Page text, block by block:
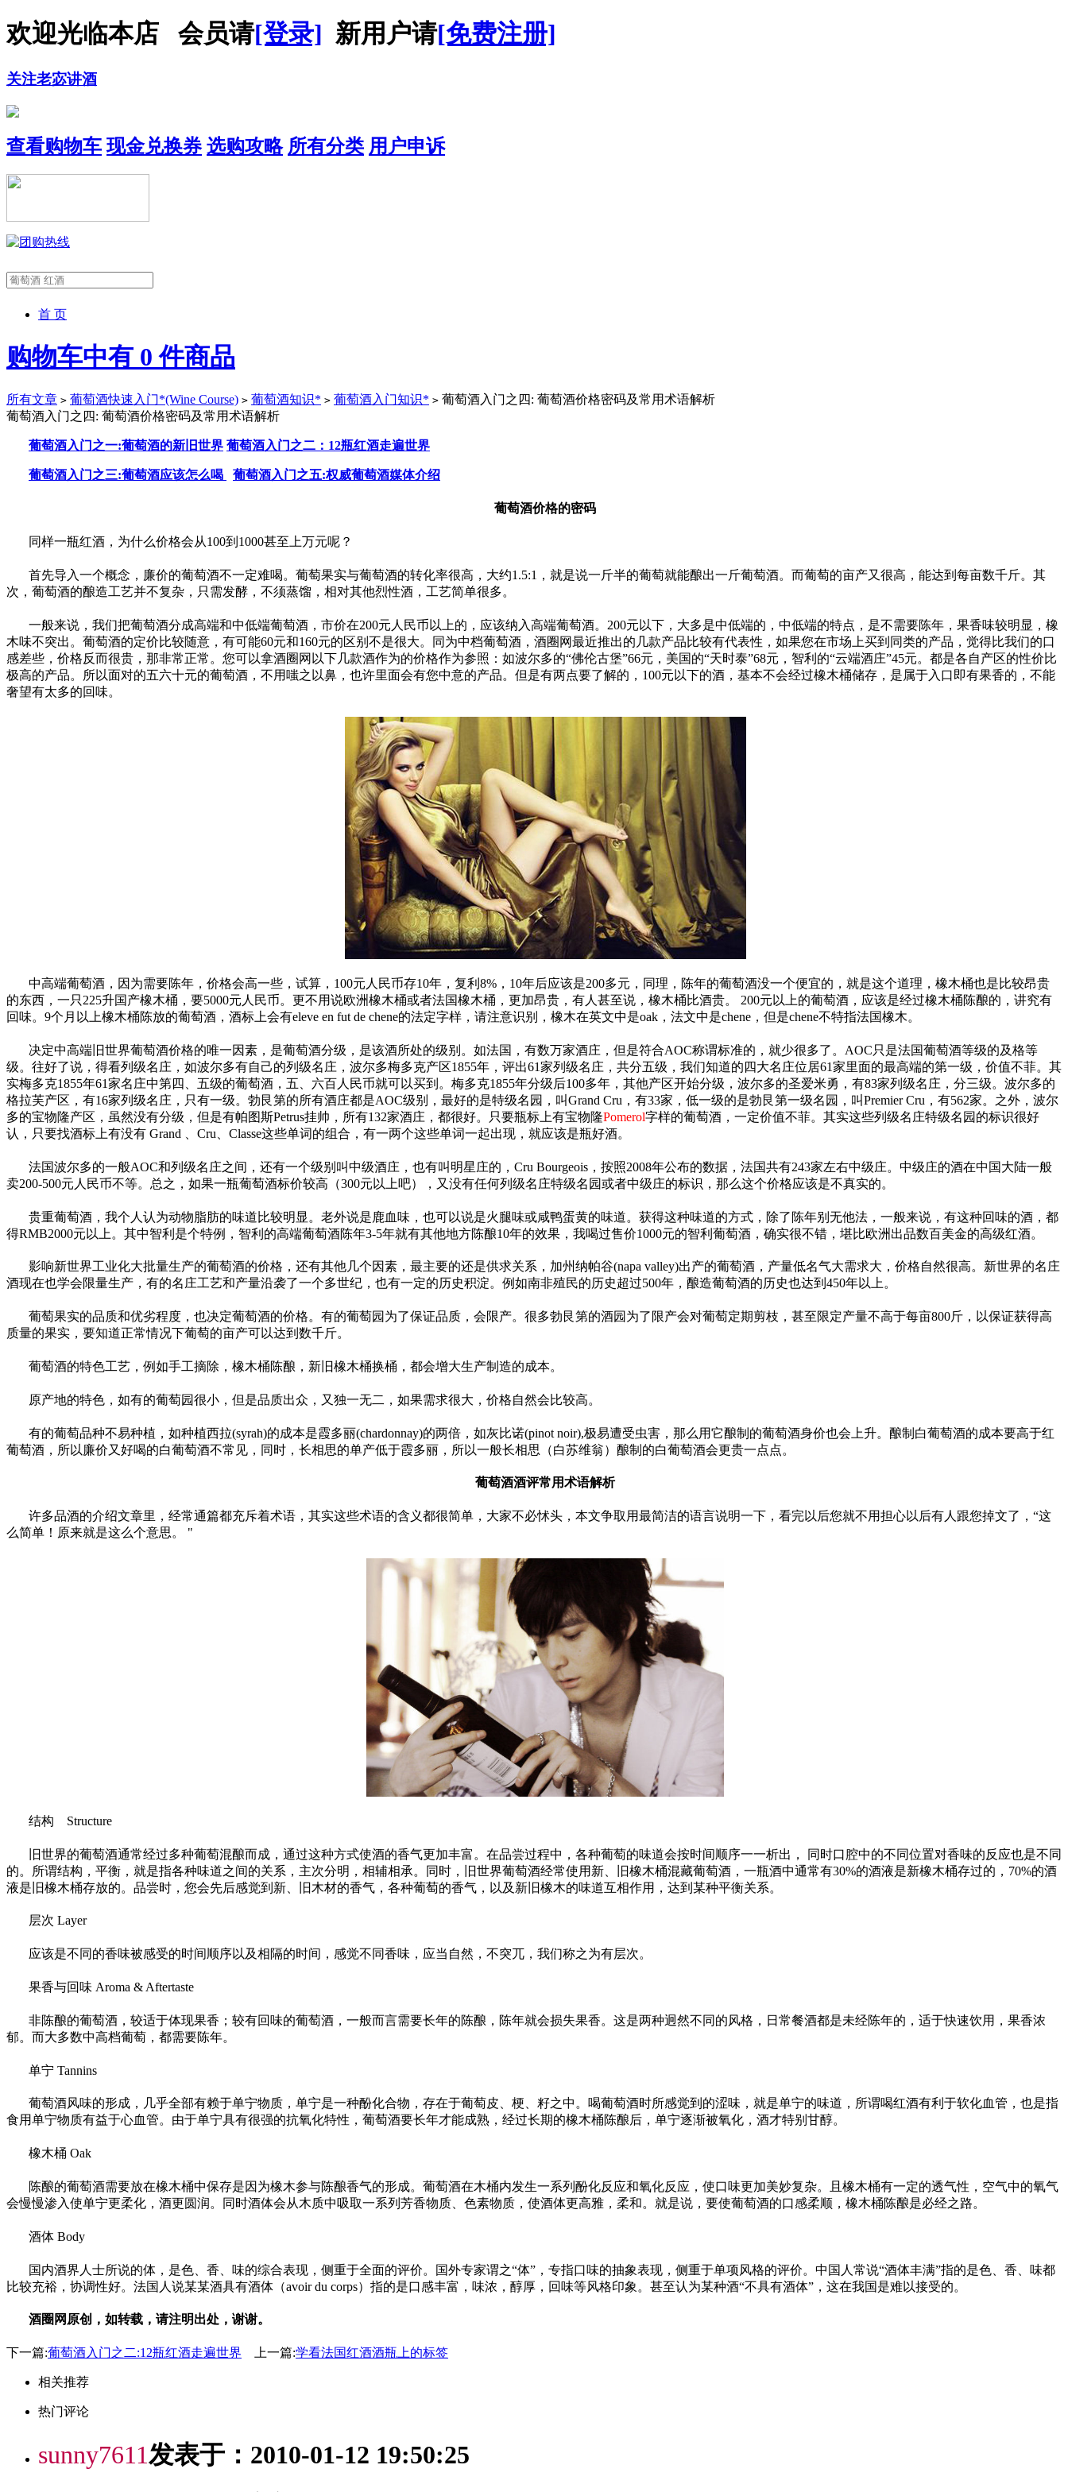
欢迎光临本店 会员请[登录] 新用户请[免费注册]
关注老宓讲酒
查看购物车 现金兑换券 选购攻略 所有分类 用户申诉
首 页
购物车中有 0 件商品
所有文章 > 葡萄酒快速入门*(Wine Course) > 葡萄酒知识* > 葡萄酒入门知识* > 葡萄酒入门之四: 葡萄酒价格密码及常用术语解析
葡萄酒入门之四: 葡萄酒价格密码及常用术语解析
葡萄酒入门之一:葡萄酒的新旧世界 葡萄酒入门之二：12瓶红酒走遍世界
葡萄酒入门之三:葡萄酒应该怎么喝 葡萄酒入门之五:权威葡萄酒媒体介绍
葡萄酒价格的密码
同样一瓶红酒，为什么价格会从100到1000甚至上万元呢？
首先导入一个概念，廉价的葡萄酒不一定难喝。葡萄果实与葡萄酒的转化率很高，大约1.5:1，就是说一斤半的葡萄就能酿出一斤葡萄酒。而葡萄的亩产又很高，能达到每亩数千斤。其
次，葡萄酒的酿造工艺并不复杂，只需发酵，不须蒸馏，相对其他烈性酒，工艺简单很多。
一般来说，我们把葡萄酒分成高端和中低端葡萄酒，市价在200元人民币以上的，应该纳入高端葡萄酒。200元以下，大多是中低端的，中低端的特点，是不需要陈年，果香味较明显，橡
木味不突出。葡萄酒的定价比较随意，有可能60元和160元的区别不是很大。同为中档葡萄酒，酒圈网最近推出的几款产品比较有代表性，如果您在市场上买到同类的产品，觉得比我们的口
感差些，价格反而很贵，那非常正常。您可以拿酒圈网以下几款酒作为的价格作为参照：如波尔多的“佛伦古堡”66元，美国的“天时泰”68元，智利的“云端酒庄”45元。都是各自产区的性价比
极高的产品。所以面对的五六十元的葡萄酒，不用嗤之以鼻，也许里面会有您中意的产品。但是有两点要了解的，100元以下的酒，基本不会经过橡木桶储存，是属于入口即有果香的，不能
奢望有太多的回味。
中高端葡萄酒，因为需要陈年，价格会高一些，试算，100元人民币存10年，复利8%，10年后应该是200多元，同理，陈年的葡萄酒没一个便宜的，就是这个道理，橡木桶也是比较昂贵
的东西，一只225升国产橡木桶，要5000元人民币。更不用说欧洲橡木桶或者法国橡木桶，更加昂贵，有人甚至说，橡木桶比酒贵。
200元以上的葡萄酒，应该是经过橡木桶陈酿的，讲究有
回味。9个月以上橡木桶陈放的葡萄酒，酒标上会有eleve en fut de chene的法定字样，请注意识别，橡木在英文中是oak，法文中是chene，但是chene不特指法国橡木。
决定中高端旧世界葡萄酒价格的唯一因素，是葡萄酒分级，是该酒所处的级别。如法国，有数万家酒庄，但是符合AOC称谓标准的，就少很多了。AOC只是法国葡萄酒等级的及格等
级。往好了说，得看列级名庄，如波尔多有自己的列级名庄，波尔多梅多克产区1855年，评出61家列级名庄，共分五级，我们知道的四大名庄位居61家里面的最高端的第一级，价值不菲。其
实梅多克1855年61家名庄中第四、五级的葡萄酒，五、六百人民币就可以买到。梅多克1855年分级后100多年，其他产区开始分级，波尔多的圣爱米勇，有83家列级名庄，分三级。波尔多的
格拉芙产区，有16家列级名庄，只有一级。勃艮第的所有酒庄都是AOC级别，最好的是特级名园，叫Grand Cru，有33家，低一级的是勃艮第一级名园，叫Premier Cru，有562家。之外，波尔
多的宝物隆产区，虽然没有分级，但是有帕图斯Petrus挂帅，所有132家酒庄，都很好。只要瓶标上有宝物隆Pomerol字样的葡萄酒，一定价值不菲。其实这些列级名庄特级名园的标识很好
认，只要找酒标上有没有 Grand 、Cru、Classe这些单词的组合，有一两个这些单词一起出现，就应该是瓶好酒。
法国波尔多的一般AOC和列级名庄之间，还有一个级别叫中级酒庄，也有叫明星庄的，Cru Bourgeois，按照2008年公布的数据，法国共有243家左右中级庄。中级庄的酒在中国大陆一般
卖200-500元人民币不等。总之，如果一瓶葡萄酒标价较高（300元以上吧），又没有任何列级名庄特级名园或者中级庄的标识，那么这个价格应该是不真实的。
贵重葡萄酒，我个人认为动物脂肪的味道比较明显。老外说是鹿血味，也可以说是火腿味或咸鸭蛋黄的味道。获得这种味道的方式，除了陈年别无他法，一般来说，有这种回味的酒，都
得RMB2000元以上。其中智利是个特例，智利的高端葡萄酒陈年3-5年就有其他地方陈酿10年的效果，我喝过售价1000元的智利葡萄酒，确实很不错，堪比欧洲出品数百美金的高级红酒。
影响新世界工业化大批量生产的葡萄酒的价格，还有其他几个因素，最主要的还是供求关系，加州纳帕谷(napa valley)出产的葡萄酒，产量低名气大需求大，价格自然很高。新世界的名庄
酒现在也学会限量生产，有的名庄工艺和产量沿袭了一个多世纪，也有一定的历史积淀。例如南非殖民的历史超过500年，酿造葡萄酒的历史也达到450年以上。
葡萄果实的品质和优劣程度，也决定葡萄酒的价格。有的葡萄园为了保证品质，会限产。很多勃艮第的酒园为了限产会对葡萄定期剪枝，甚至限定产量不高于每亩800斤，以保证获得高
质量的果实，要知道正常情况下葡萄的亩产可以达到数千斤。
葡萄酒的特色工艺，例如手工摘除，橡木桶陈酿，新旧橡木桶换桶，都会增大生产制造的成本。
原产地的特色，如有的葡萄园很小，但是品质出众，又独一无二，如果需求很大，价格自然会比较高。
有的葡萄品种不易种植，如种植西拉(syrah)的成本是霞多丽(chardonnay)的两倍，如灰比诺(pinot noir),极易遭受虫害，那么用它酿制的葡萄酒身价也会上升。酿制白葡萄酒的成本要高于红
葡萄酒，所以廉价又好喝的白葡萄酒不常见，同时，长相思的单产低于霞多丽，所以一般长相思（白苏维翁）酿制的白葡萄酒会更贵一点点。
葡萄酒酒评常用术语解析
许多品酒的介绍文章里，经常通篇都充斥着术语，其实这些术语的含义都很简单，大家不必怵头，本文争取用最简洁的语言说明一下，看完以后您就不用担心以后有人跟您掉文了，“这
么简单！原来就是这么个意思。 "
结构 Structure
旧世界的葡萄酒通常经过多种葡萄混酿而成，通过这种方式使酒的香气更加丰富。在品尝过程中，各种葡萄的味道会按时间顺序一一析出， 同时口腔中的不同位置对香味的反应也是不同
的。所谓结构，平衡，就是指各种味道之间的关系，主次分明，相辅相承。同时，旧世界葡萄酒经常使用新、旧橡木桶混藏葡萄酒，一瓶酒中通常有30%的酒液是新橡木桶存过的，70%的酒
液是旧橡木桶存放的。品尝时，您会先后感觉到新、旧木材的香气，各种葡萄的香气，以及新旧橡木的味道互相作用，达到某种平衡关系。
层次 Layer
应该是不同的香味被感受的时间顺序以及相隔的时间，感觉不同香味，应当自然，不突兀，我们称之为有层次。
果香与回味 Aroma & Aftertaste
非陈酿的葡萄酒，较适于体现果香；较有回味的葡萄酒，一般而言需要长年的陈酿，陈年就会损失果香。这是两种迥然不同的风格，日常餐酒都是未经陈年的，适于快速饮用，果香浓
郁。而大多数中高档葡萄，都需要陈年。
单宁 Tannins
葡萄酒风味的形成，几乎全部有赖于单宁物质，单宁是一种酚化合物，存在于葡萄皮、梗、籽之中。喝葡萄酒时所感觉到的涩味，就是单宁的味道，所谓喝红酒有利于软化血管，也是指
食用单宁物质有益于心血管。由于单宁具有很强的抗氧化特性，葡萄酒要长年才能成熟，经过长期的橡木桶陈酿后，单宁逐渐被氧化，酒才特别甘醇。
橡木桶 Oak
陈酿的葡萄酒需要放在橡木桶中保存是因为橡木参与陈酿香气的形成。葡萄酒在木桶内发生一系列酚化反应和氧化反应，使口味更加美妙复杂。且橡木桶有一定的透气性，空气中的氧气
会慢慢渗入使单宁更柔化，酒更圆润。同时酒体会从木质中吸取一系列芳香物质、色素物质，使酒体更高雅，柔和。就是说，要使葡萄酒的口感柔顺，橡木桶陈酿是必经之路。
酒体 Body
国内酒界人士所说的体，是色、香、味的综合表现，侧重于全面的评价。国外专家谓之“体”，专指口味的抽象表现，侧重于单项风格的评价。中国人常说“酒体丰满”指的是色、香、味都
比较充裕，协调性好。法国人说某某酒具有酒体（avoir du corps）指的是口感丰富，味浓，醇厚，回味等风格印象。甚至认为某种酒“不具有酒体”，这在我国是难以接受的。
酒圈网原创，如转载，请注明出处，谢谢。
下一篇:葡萄酒入门之二:12瓶红酒走遍世界 上一篇:学看法国红酒酒瓶上的标签
相关推荐
热门评论
sunny7611发表于：2010-01-12 19:50:25